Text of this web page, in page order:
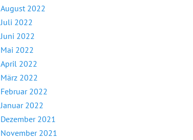
August 2022
Juli 2022
Juni 2022
Mai 2022
April 2022
März 2022
Februar 2022
Januar 2022
Dezember 2021
November 2021